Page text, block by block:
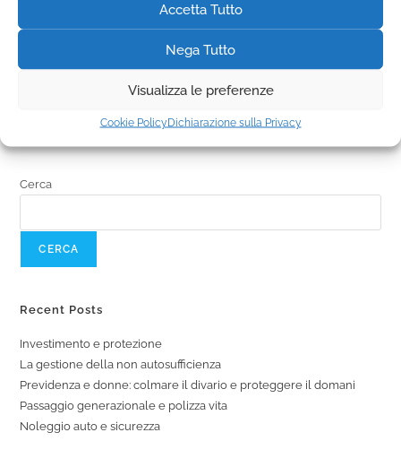
Accetta Tutto
Nega Tutto
Visualizza le preferenze
Cookie PolicyDichiarazione sulla Privacy
Due pilastri per tutelare l'autonomia finanziaria e il futuro
delle lavoratrici Autonomia immediata e pianificazione
consapevole Il pensionamento è un momento delicato fatto
Cerca
CERCA
Recent Posts
Investimento e protezione
La gestione della non autosufficienza
Previdenza e donne: colmare il divario e proteggere il domani
Passaggio generazionale e polizza vita
Noleggio auto e sicurezza